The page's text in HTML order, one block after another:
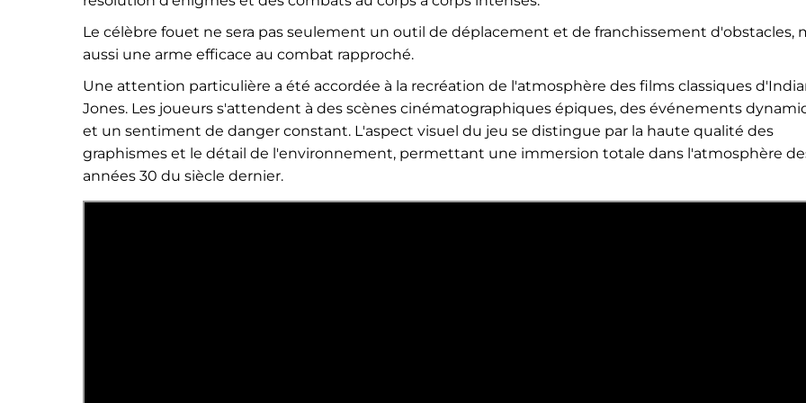
Le célèbre fouet ne sera pas seulement un outil de déplacement et de franchissement d'obstacles,
aussi une arme efficace au combat rapproché.
Une attention particulière a été accordée à la recréation de l'atmosphère des films classiques
Jones. Les joueurs s'attendent à des scènes cinématographiques épiques, des événements
et un sentiment de danger constant. L'aspect visuel du jeu se distingue par la haute qualité des
graphismes et le détail de l'environnement, permettant une immersion totale dans l'atmosphère
années 30 du siècle dernier.